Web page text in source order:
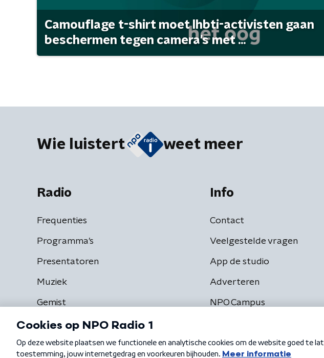
Camouflage t-shirt moet lhbti-activisten gaan
beschermen tegen camera's met ...
Wie luistert weet meer
Radio
Frequenties
Programma's
Presentatoren
Muziek
Gemist
Info
Contact
Veelgestelde vragen
App de studio
Adverteren
NPO Campus